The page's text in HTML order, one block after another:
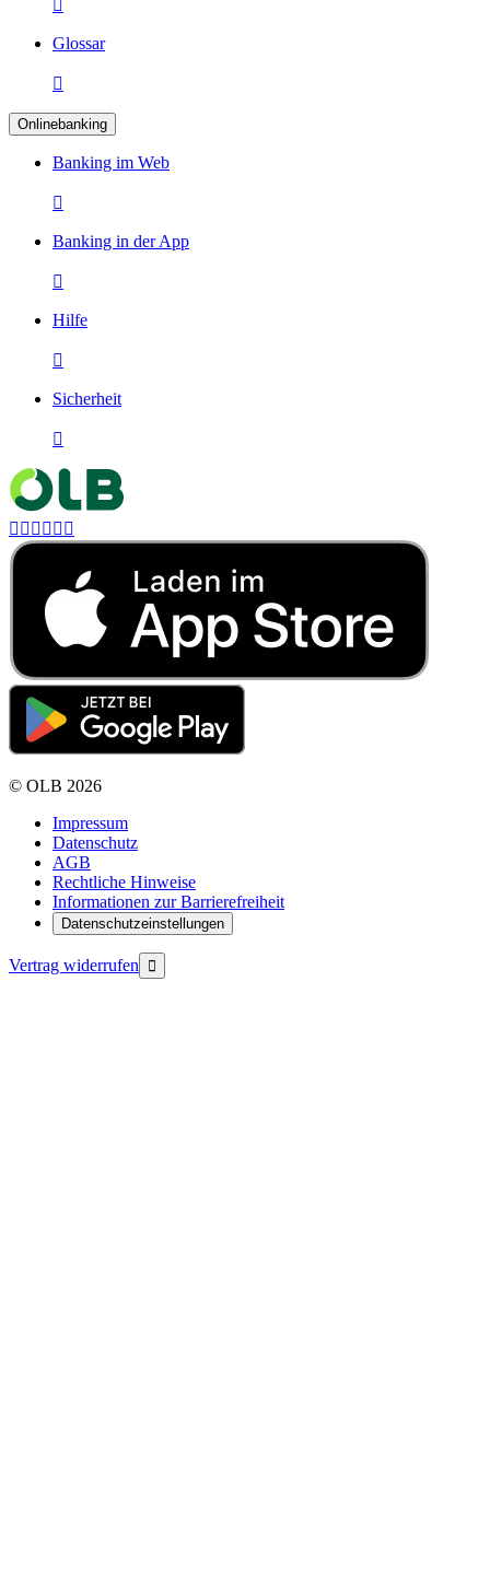
Glossar

Onlinebanking
Banking im Web

Banking in der App

Hilfe

Sicherheit

     
© OLB 2026
Impressum
Datenschutz
AGB
Rechtliche Hinweise
Informationen zur Barrierefreiheit
Datenschutzeinstellungen
Vertrag widerrufen 